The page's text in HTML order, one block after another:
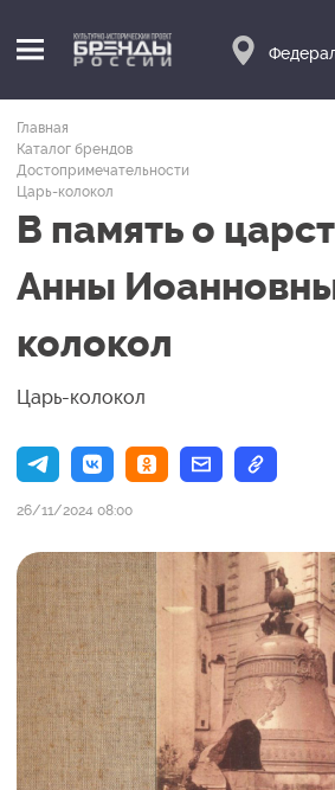
Главная
Каталог брендов
Достопримечательности
Царь-колокол
В память о
Анны
колокол
Царь-колокол
26/11/2024 08:00